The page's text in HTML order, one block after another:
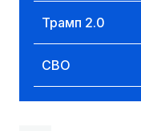
Трамп 2.0
СВО